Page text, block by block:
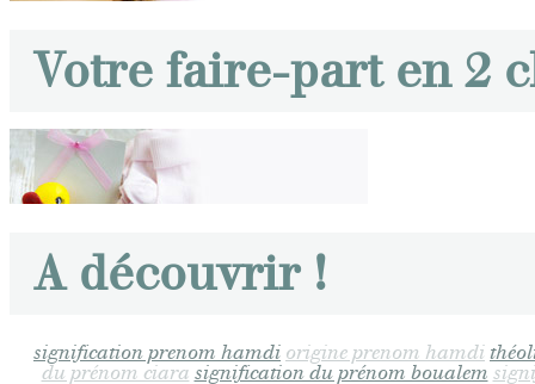
Votre faire-part en 2
A découvrir !
signification prenom hamdi origine prenom hamdi
du prénom ciara signification du prénom boualem